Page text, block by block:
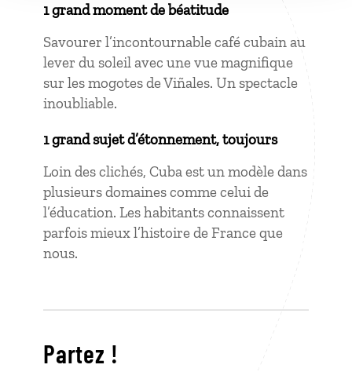
1 grand moment de béatitude
Savourer l’incontournable café cubain au
lever du soleil avec une vue magnifique
sur les mogotes de Viñales. Un spectacle
inoubliable.
1 grand sujet d’étonnement, toujours
Loin des clichés, Cuba est un modèle dans
plusieurs domaines comme celui de
l’éducation. Les habitants connaissent
parfois mieux l’histoire de France que
nous.
Partez !